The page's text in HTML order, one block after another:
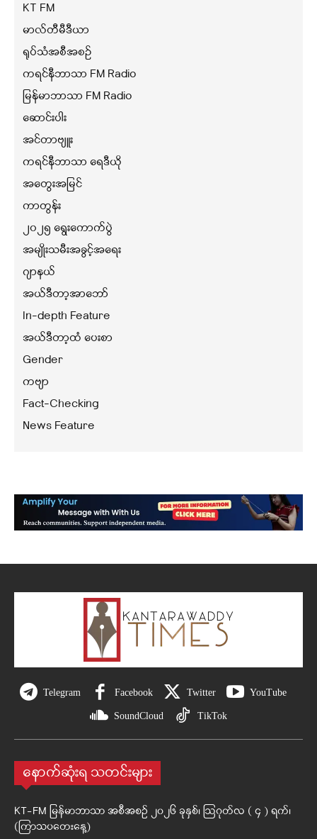
KT FM
မာလ်တီမီဒီယာ
ရုပ်သံအစီအစဉ်
ကရင်နီဘာသာ FM Radio
မြန်မာဘာသာ FM Radio
ဆောင်းပါး
အင်တာဗျူး
ကရင်နီဘာသာ ရေဒီယို
အတွေးအမြင်
ကာတွန်း
၂၀၂၅ ရွေးကောက်ပွဲ
အမျိုးသမီးအခွင့်အရေး
ဂျာနယ်
အယ်ဒီတာ့အာဘော်
In-depth Feature
အယ်ဒီတာ့ထံ ပေးစာ
Gender
ကဗျာ
Fact-Checking
News Feature
Telegram Facebook Twitter YouTube
SoundCloud TikTok
နောက်ဆုံးရ သတင်းများ
KT-FM မြန်မာဘာသာ အစီအစဉ် ၂၀၂၆ ခုနှစ်၊ ဩဂုတ်လ ( ၄ ) ရက်၊
(ကြာသပတေးနေ့)